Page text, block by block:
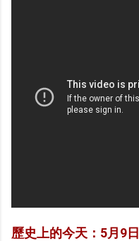
歷史上的今天：5月9日